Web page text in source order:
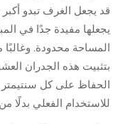
يجعلها مفيدة جدًا في
المساحة محدودة.
بتثبيت هذه الجدران
الحفاظ على كل سنتيمتر
للاستخدام الفعلي بدلًا